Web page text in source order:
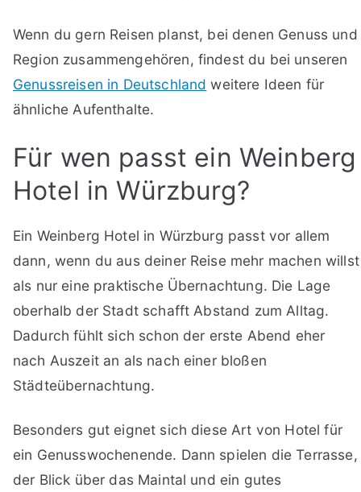
Wenn du gern Reisen planst, bei denen Genuss und
Region zusammengehören, findest du bei unseren
Genussreisen in Deutschland weitere Ideen für
ähnliche Aufenthalte.
Für wen passt ein Weinberg
Hotel in Würzburg?
Ein Weinberg Hotel in Würzburg passt vor allem
dann, wenn du aus deiner Reise mehr machen willst
als nur eine praktische Übernachtung. Die Lage
oberhalb der Stadt schafft Abstand zum Alltag.
Dadurch fühlt sich schon der erste Abend eher
nach Auszeit an als nach einer bloßen
Städteübernachtung.
Besonders gut eignet sich diese Art von Hotel für
ein Genusswochenende. Dann spielen die Terrasse,
der Blick über das Maintal und ein gutes